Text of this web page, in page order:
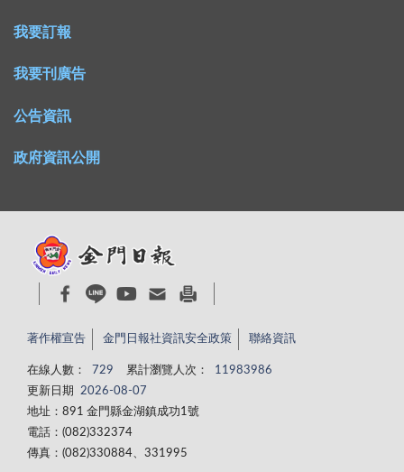
我要訂報
我要刊廣告
公告資訊
政府資訊公開
著作權宣告 金門日報社資訊安全政策 聯絡資訊
在線人數： 729 累計瀏覽人次：
11983986
更新日期
2026-08-07
地址：891 金門縣金湖鎮成功1號
電話：(082)332374
傳真：(082)330884、331995